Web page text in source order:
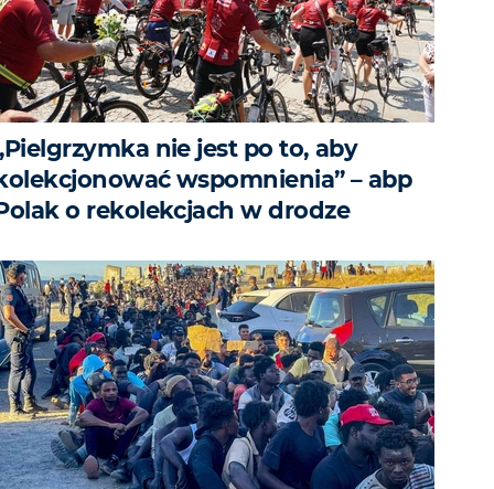
nie jest po to, aby
wspomnienia” – abp
o rekolekcjach w drodze